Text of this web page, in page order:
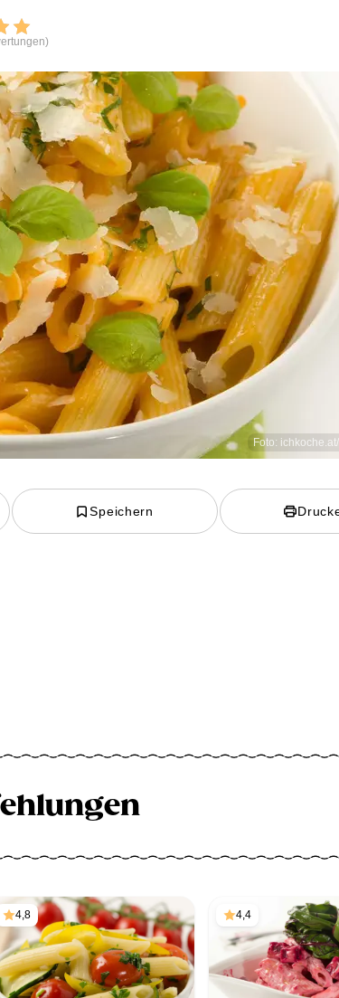
Foto:
Speichern
4,8 4,4